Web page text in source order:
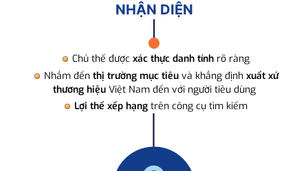
NHẬN DIỆN
Chủ thể được xác thực danh tính rõ ràng
Nhắm đến thị trường mục tiêuvà khẳng định xuất xứ
thương hiệuViệt Nam đến với người tiêu dùng
Lợi thế xếp hạng trên công cụ tìm kiếm